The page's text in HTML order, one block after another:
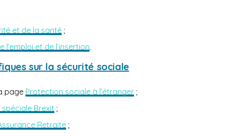
et de la santé;
l’emploi et de l’insertion.
sur la sécurité sociale
page Protection sociale à l’étranger ;
Brexit ;
Retraite ;